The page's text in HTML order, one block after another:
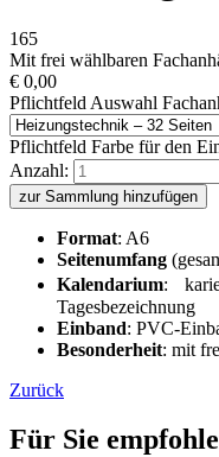
165
Mit frei wählbaren
€ 0,00
Pflichtfeld Auswahl
Pflichtfeld Farbe für den
Anzahl:
zur Sammlung hinzufügen
Format: A6
Seitenumfang
Kalendarium:
Tagesbezeichnung
Einband: PVC-
Besonderheit: mit
Zurück
Für Sie